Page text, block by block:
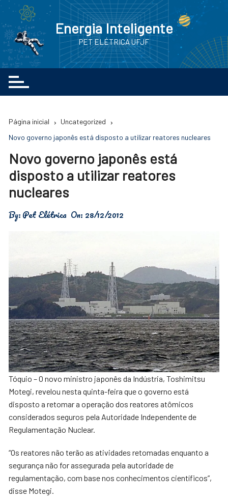
Ir
conteúdo
Energia Inteligente
PET ELÉTRICA UFJF
Página inicial
Uncategorized
Novo governo japonês está disposto a utilizar reatores nucleares
Novo governo japonês está
disposto a utilizar reatores
nucleares
By:Pet Elétrica On: 28/12/2012
Tóquio – O novo ministro japonês da Indústria, Toshimitsu
Motegi, revelou nesta quinta-feira que o governo está
disposto a retomar a operação dos reatores atômicos
considerados seguros pela Autoridade Independente de
Regulamentação Nuclear.
“Os reatores não terão as atividades retomadas enquanto a
segurança não for assegurada pela autoridade de
regulamentação, com base nos conhecimentos científicos”,
disse Motegi.